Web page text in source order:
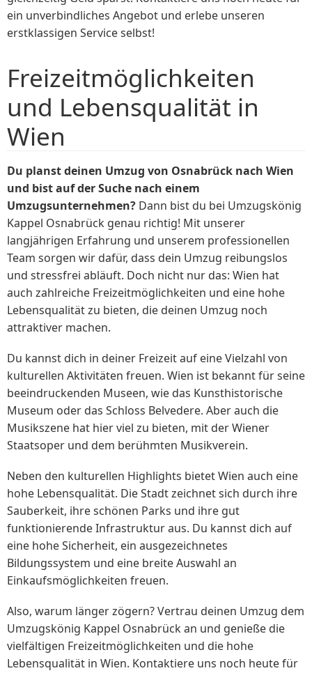
ein unverbindliches Angebot und erlebe unseren
erstklassigen Service selbst!
Freizeitmöglichkeiten
und Lebensqualität in
Wien
Du planst deinen Umzug von Osnabrück nach Wien
und bist auf der Suche nach einem
Umzugsunternehmen? Dann bist du bei Umzugskönig
Kappel Osnabrück genau richtig! Mit unserer
langjährigen Erfahrung und unserem professionellen
Team sorgen wir dafür, dass dein Umzug reibungslos
und stressfrei abläuft. Doch nicht nur das: Wien hat
auch zahlreiche Freizeitmöglichkeiten und eine hohe
Lebensqualität zu bieten, die deinen Umzug noch
attraktiver machen.
Du kannst dich in deiner Freizeit auf eine Vielzahl von
kulturellen Aktivitäten freuen. Wien ist bekannt für seine
beeindruckenden Museen, wie das Kunsthistorische
Museum oder das Schloss Belvedere. Aber auch die
Musikszene hat hier viel zu bieten, mit der Wiener
Staatsoper und dem berühmten Musikverein.
Neben den kulturellen Highlights bietet Wien auch eine
hohe Lebensqualität. Die Stadt zeichnet sich durch ihre
Sauberkeit, ihre schönen Parks und ihre gut
funktionierende Infrastruktur aus. Du kannst dich auf
eine hohe Sicherheit, ein ausgezeichnetes
Bildungssystem und eine breite Auswahl an
Einkaufsmöglichkeiten freuen.
Also, warum länger zögern? Vertrau deinen Umzug dem
Umzugskönig Kappel Osnabrück an und genieße die
vielfältigen Freizeitmöglichkeiten und die hohe
Lebensqualität in Wien. Kontaktiere uns noch heute für